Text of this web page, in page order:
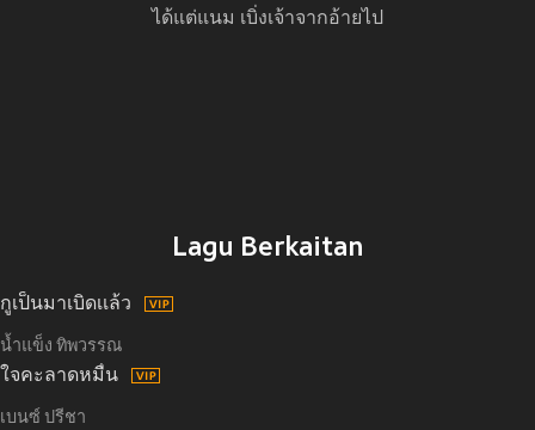
ได้แต่แนม เบิ่งเจ้าจากอ้ายไป
Lagu Berkaitan
กูเป็นมาเบิดเเล้ว
น้ำแข็ง ทิพวรรณ
ใจคะลาดหมื่น
เบนซ์ ปรีชา